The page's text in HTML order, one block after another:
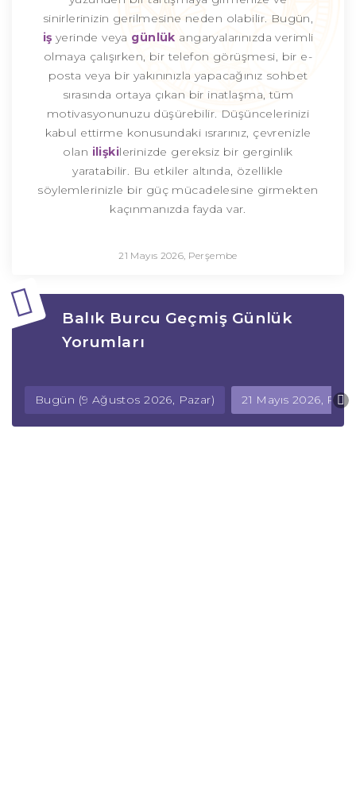
sinirlerinizin gerilmesine neden olabilir. Bugün,
iş yerinde veya günlük angaryalarınızda verimli
olmaya çalışırken, bir telefon görüşmesi, bir e-
posta veya bir yakınınızla yapacağınız sohbet
sırasında ortaya çıkan bir inatlaşma, tüm
motivasyonunuzu düşürebilir. Düşüncelerinizi
kabul ettirme konusundaki ısrarınız, çevrenizle
olan ilişkilerinizde gereksiz bir gerginlik
yaratabilir. Bu etkiler altında, özellikle
söylemlerinizle bir güç mücadelesine girmekten
kaçınmanızda fayda var.
21 Mayıs 2026, Perşembe
Balık Burcu Geçmiş Günlük
Yorumları
Bugün (9 Ağustos 2026, Pazar) 21 Mayıs 2026,